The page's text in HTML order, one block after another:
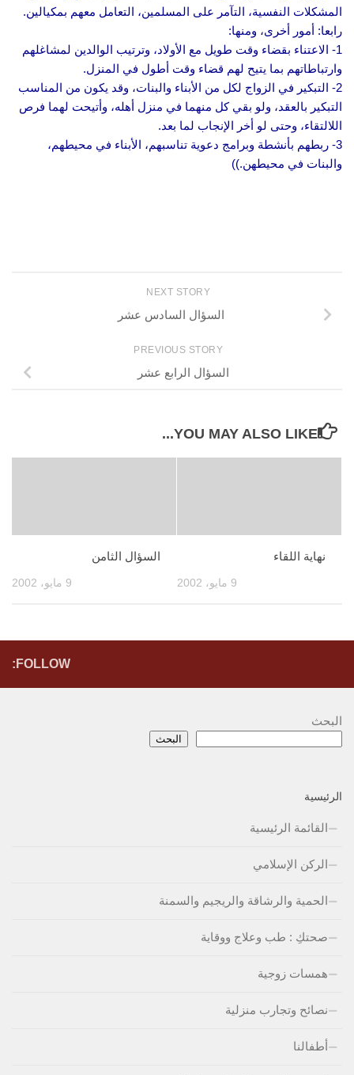
المشكلات النفسية، التآمر على المسلمين، التعامل معهم بمكيالين.
رابعا: أمور أخرى، ومنها:
1- الاعتناء بقضاء وقت طويل مع الأولاد، وترتيب الوالدين لمشاغلهم
وارتباطاتهم بما يتيح لهم قضاء وقت أطول في المنزل.
2- التبكير في الزواج لكل من الأبناء والبنات، وقد يكون من المناسب
التبكير بالعقد، ولو بقي كل منهما في منزل أهله، وأتيحت لهما فرص
اللالتقاء، وحتى لو أخر الإنجاب لما بعد.
3- ربطهم بأنشطة وبرامج دعوية تناسبهم، الأبناء في محيطهم،
والبنات في محيطهن.))
NEXT STORY
السؤال السادس عشر
PREVIOUS STORY
السؤال الرابع عشر
YOU MAY ALSO LIKE...
السؤال الثامن
9 مايو، 2002
نهاية اللقاء
9 مايو، 2002
FOLLOW:
البحث
البحث
الرئيسية
القائمة الرئيسية
الركن الإسلامي
الحمية والرشاقة والريجيم والسمنة
صحتكِ : طب وعلاج ووقاية
همسات زوجية
نصائح وتجارب منزلية
أطفالنا